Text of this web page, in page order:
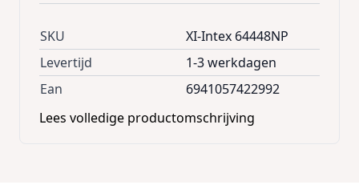
minuten.
Afmeting: 152 x 236 x 86 cm
Maximaal belastbaar tot 272 kg
SKU
XI-Intex 64448NP
Levertijd
1-3 werkdagen
Ean
6941057422992
Lees volledige productomschrijving